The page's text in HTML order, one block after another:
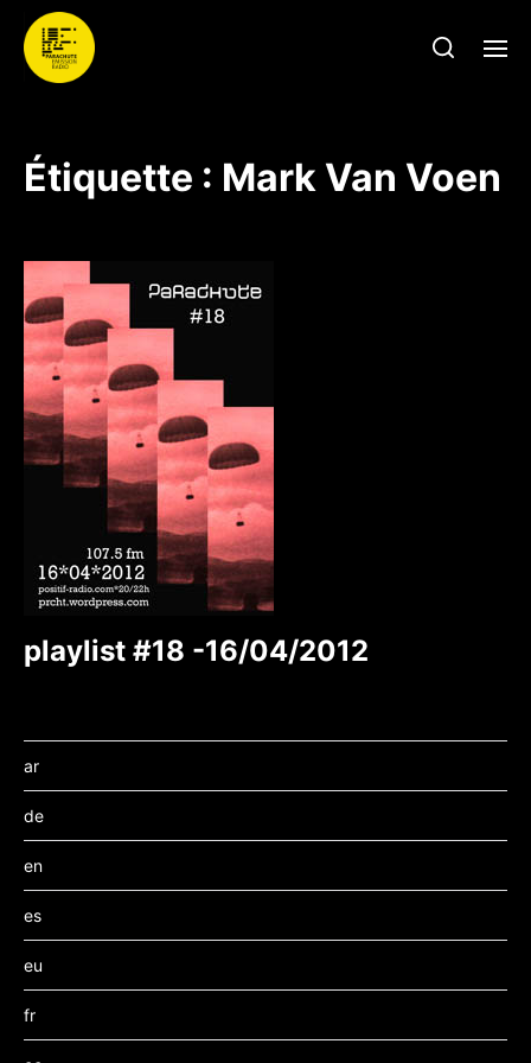
Étiquette : Mark Van Voen
playlist #18 -16/04/2012
ar
de
en
es
eu
fr